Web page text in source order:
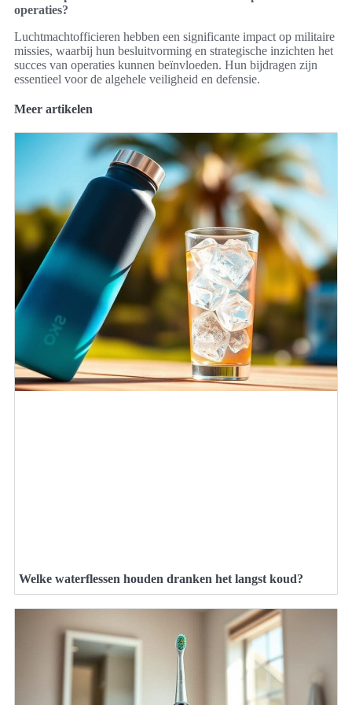
operaties?
Luchtmachtofficieren hebben een significante impact op militaire
missies, waarbij hun besluitvorming en strategische inzichten het
succes van operaties kunnen beïnvloeden. Hun bijdragen zijn
essentieel voor de algehele veiligheid en defensie.
Meer artikelen
Welke waterflessen houden dranken het langst koud?